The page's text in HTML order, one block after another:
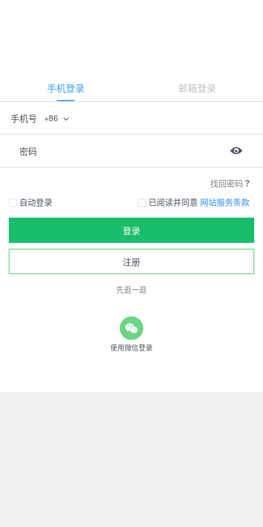
手机登录 邮箱登录
手机号 +86
密码
找回密码
自动登录
已阅读并同意 网站服务条款
登录
注册
先逛一逛
使用微信登录